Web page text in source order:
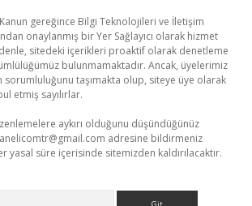
Kanun gereğince Bilgi Teknolojileri ve İletişim
onaylanmış bir Yer Sağlayıcı olarak hizmet
sitedeki içerikleri proaktif olarak denetleme
bulunmamaktadır. Ancak, üyelerimiz
sorumluluğunu taşımakta olup, siteye üye olarak
etmiş sayılırlar.
aykırı olduğunu düşündüğünüz
adresine bildirmeniz
yasal süre içerisinde sitemizden kaldırılacaktır.